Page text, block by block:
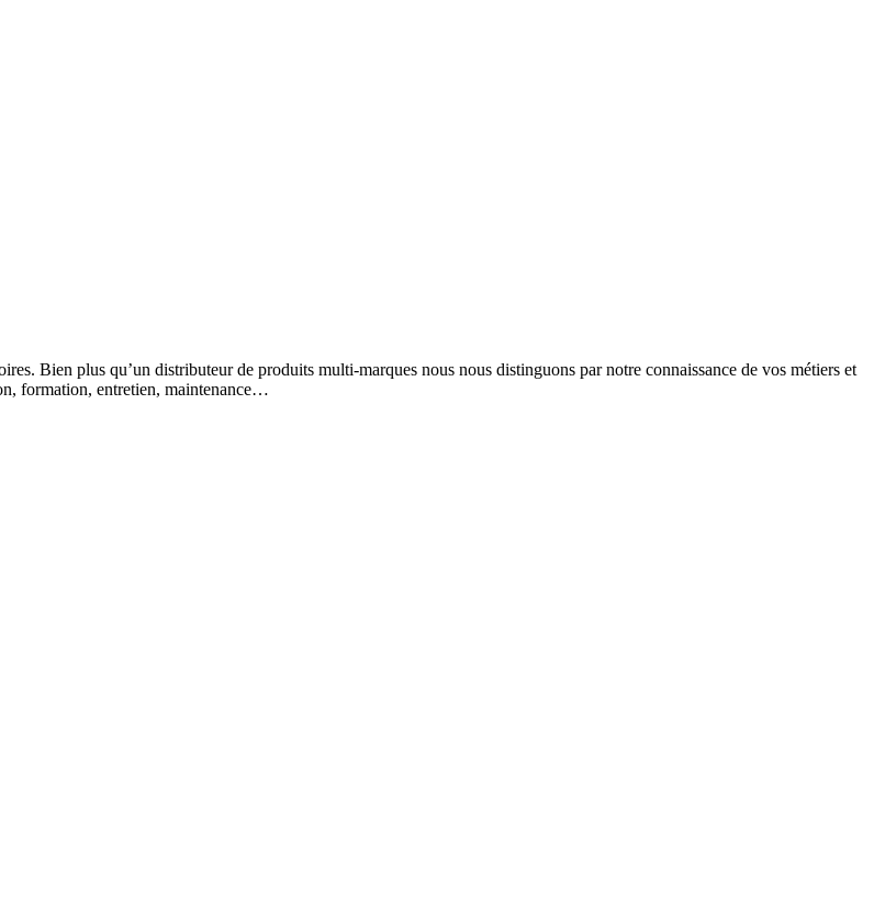
Bien plus qu’un distributeur de produits multi-marques nous nous distinguons par notre connaissance de vos métiers et
formation, entretien, maintenance…